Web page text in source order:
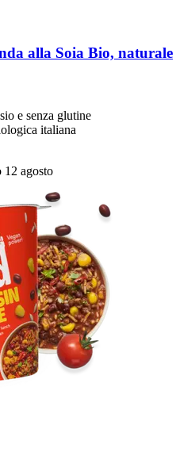
alla Soia Bio, naturale
e senza glutine
italiana
12 agosto